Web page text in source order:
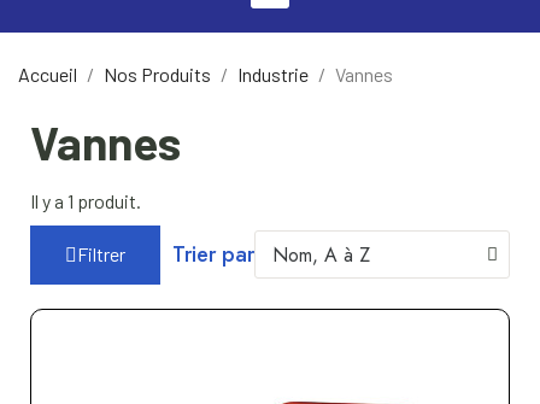
Accueil Nos Produits Industrie Vannes
Vannes
Il y a 1 produit.
Filtrer Trier par